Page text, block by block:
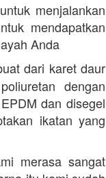
menjalankan
mendapatkan
Anda
dari karet daur
dengan
dan disegel
ikatan yang
merasa sangat